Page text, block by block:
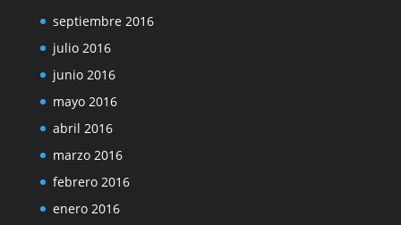
septiembre 2016
julio 2016
junio 2016
mayo 2016
abril 2016
marzo 2016
febrero 2016
enero 2016